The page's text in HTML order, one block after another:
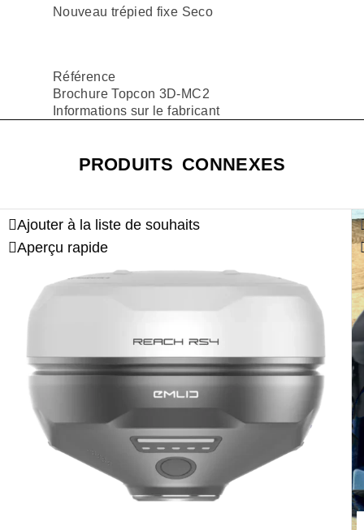
Nouveau trépied fixe Seco
Référence
Brochure Topcon 3D-MC2
Informations sur le fabricant
PRODUITS CONNEXES
Ajouter à la liste de souhaits
Aperçu rapide